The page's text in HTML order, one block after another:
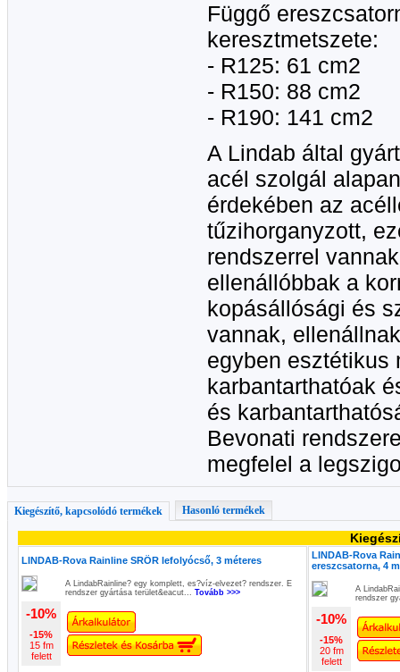
Függő
keresztmetszete:
- R125: 61 cm2
- R150: 88 cm2
- R190: 141 cm2
A Lindab által
acél szolgál
érdekében az
tűzihorganyzott,
rendszerrel
ellenállóbbak a
kopásállósági és
vannak,
egyben esztétikus
karbantarthatóak
és
Bevonati
megfelel a
Kiegészítő, kapcsolódó termékek Hasonló termékek
LINDAB-Rova Rainline SRÖR lefolyócső, 3 méteres
A LindabRainline? egy komplett, es?víz-elvezet? rendszer. E
rendszer gyártása terület&eacut... Tovább >>>
-10%
-15%
15 fm
felett
LINDAB-Rova
ereszcsatorna, 4
A
rendszer
-10%
-15%
20 fm
felett